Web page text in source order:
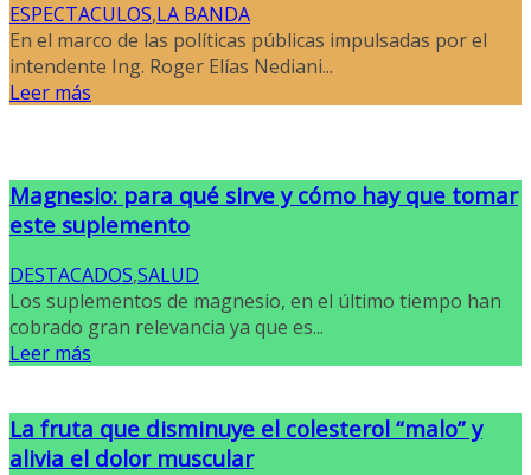
ESPECTACULOS,LA BANDA
En el marco de las políticas públicas impulsadas por el
intendente Ing. Roger Elías Nediani...
Leer más
Magnesio: para qué sirve y cómo hay que tomar
este suplemento
DESTACADOS,SALUD
Los suplementos de magnesio, en el último tiempo han
cobrado gran relevancia ya que es...
Leer más
La fruta que disminuye el colesterol “malo” y
alivia el dolor muscular